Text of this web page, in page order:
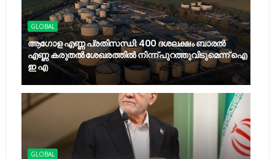
GLOBAL
ആഗോള എണ്ണ പ്രതിസന്ധി: 400 ദശലക്ഷം ബാരൽ
എണ്ണ കരുതൽ ശേഖരത്തിൽ നിന്ന് പുറത്തുവിടുമെന്ന് ഐ
ഇ എ
GLOBAL